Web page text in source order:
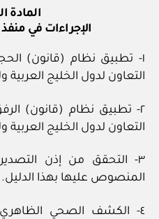
المادة
الإجراءات في
١- تطبيق نظام (قانون)
التعاون لدول الخليج العربية
٢- تطبيق نظام (قانون)
التعاون لدول الخليج العربية
٣- التحقق من إذن
المنصوص عليها بهذا الدليل.
٤- الكشف الصحي الظاهري